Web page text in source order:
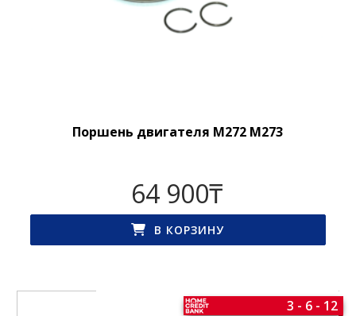
Поршень двигателя M272 M273
64 900₸
В КОРЗИНУ
3 - 6 - 12